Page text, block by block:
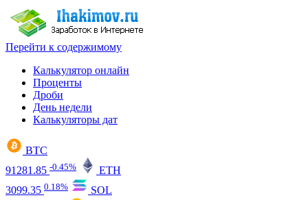
Перейти к содержимому
Калькулятор онлайн
Проценты
Дроби
День недели
Калькуляторы дат
BTC
91281.85 -0.45%
ETH
3099.35 0.18%
SOL